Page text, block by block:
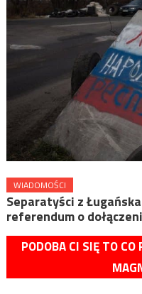
WIADOMOŚCI
Separatyści z
referendum o
PODOBA CI SIĘ TO CO